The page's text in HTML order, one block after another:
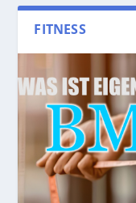
FITNESS